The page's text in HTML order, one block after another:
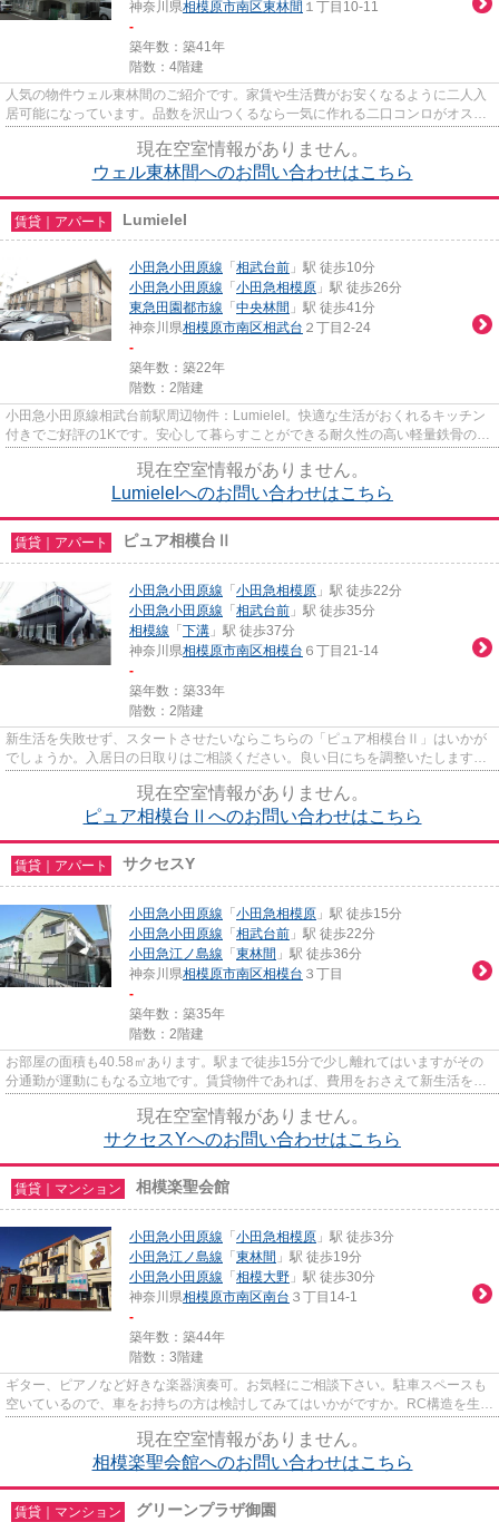
神奈川県相模原市南区東林間 １丁目10-11
-
築年数：築41年
階数：4階建
人気の物件ウェル東林間のご紹介です。家賃や生活費がお安くなるように二人入
居可能になっています。品数を沢山つくるなら一気に作れる二口コンロがオスス
現在空室情報がありません。
ウェル東林間へのお問い合わせはこちら
賃貸｜アパート LumieleI
小田急小田原線 「 相武台前 」駅 徒歩10分
小田急小田原線 「 小田急相模原 」駅 徒歩26分
東急田園都市線 「 中央林間 」駅 徒歩41分
神奈川県相模原市南区相武台 ２丁目2-24
-
築年数：築22年
階数：2階建
小田急小田原線相武台前駅周辺物件：LumieleI。快適な生活がおくれるキッチン
付きでご好評の1Kです。安心して暮らすことができる耐久性の高い軽量鉄骨の物
現在空室情報がありません。
LumieleIへのお問い合わせはこちら
賃貸｜アパート ピュア相模台Ⅱ
小田急小田原線 「 小田急相模原 」駅 徒歩22分
小田急小田原線 「 相武台前 」駅 徒歩35分
相模線 「 下溝 」駅 徒歩37分
神奈川県相模原市南区相模台 ６丁目21-14
-
築年数：築33年
階数：2階建
新生活を失敗せず、スタートさせたいならこちらの「ピュア相模台Ⅱ」はいかが
でしょうか。入居日の日取りはご相談ください。良い日にちを調整いたします。
現在空室情報がありません。
ピュア相模台Ⅱへのお問い合わせはこちら
賃貸｜アパート サクセスY
小田急小田原線 「 小田急相模原 」駅 徒歩15分
小田急小田原線 「 相武台前 」駅 徒歩22分
小田急江ノ島線 「 東林間 」駅 徒歩36分
神奈川県相模原市南区相模台 ３丁目
-
築年数：築35年
階数：2階建
お部屋の面積も40.58㎡あります。駅まで徒歩15分で少し離れてはいますがその
分通勤が運動にもなる立地です。賃貸物件であれば、費用をおさえて新生活をス
現在空室情報がありません。
サクセスYへのお問い合わせはこちら
賃貸｜マンション 相模楽聖会館
小田急小田原線 「 小田急相模原 」駅 徒歩3分
小田急江ノ島線 「 東林間 」駅 徒歩19分
小田急小田原線 「 相模大野 」駅 徒歩30分
神奈川県相模原市南区南台 ３丁目14-1
-
築年数：築44年
階数：3階建
ギター、ピアノなど好きな楽器演奏可。お気軽にご相談下さい。駐車スペースも
空いているので、車をお持ちの方は検討してみてはいかがですか。RC構造を生か
現在空室情報がありません。
相模楽聖会館へのお問い合わせはこちら
賃貸｜マンション グリーンプラザ御園